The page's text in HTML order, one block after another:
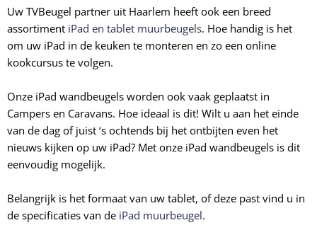
Uw TVBeugel partner uit Haarlem heeft ook een breed
assortiment iPad en tablet muurbeugels. Hoe handig is het
om uw iPad in de keuken te monteren en zo een online
kookcursus te volgen.
Onze iPad wandbeugels worden ook vaak geplaatst in
Campers en Caravans. Hoe ideaal is dit! Wilt u aan het einde
van de dag of juist ‘s ochtends bij het ontbijten even het
nieuws kijken op uw iPad? Met onze iPad wandbeugels is dit
eenvoudig mogelijk.
Belangrijk is het formaat van uw tablet, of deze past vind u in
de specificaties van de iPad muurbeugel.